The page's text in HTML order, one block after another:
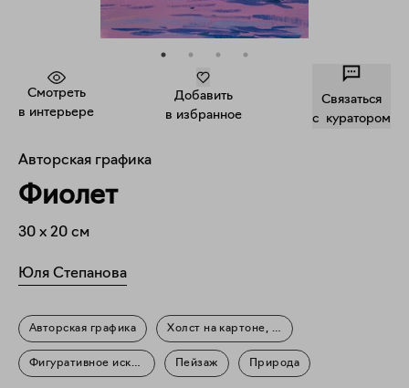
Смотреть
в интерьере
Добавить
в избранное
Связаться
c куратором
Авторская графика
Фиолет
30 x 20 см
Юля Степанова
Авторская графика Холст на картоне, акрил
Фигуративное искусство Пейзаж Природа